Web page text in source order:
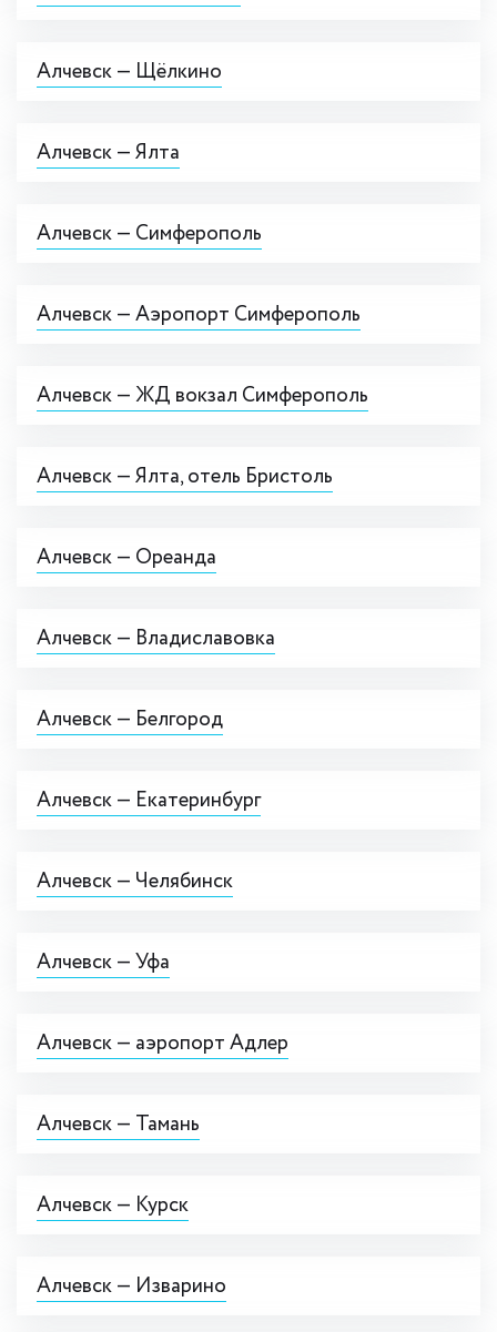
Алчевск — Щёлкино
Алчевск — Ялта
Алчевск — Симферополь
Алчевск — Аэропорт Симферополь
Алчевск — ЖД вокзал Симферополь
Алчевск — Ялта, отель Бристоль
Алчевск — Ореанда
Алчевск — Владиславовка
Алчевск — Белгород
Алчевск — Екатеринбург
Алчевск — Челябинск
Алчевск — Уфа
Алчевск — аэропорт Адлер
Алчевск — Тамань
Алчевск — Курск
Алчевск — Изварино